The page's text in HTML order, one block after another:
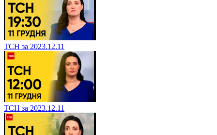
ТСН за 2023.12.11
ТСН за 2023.12.11